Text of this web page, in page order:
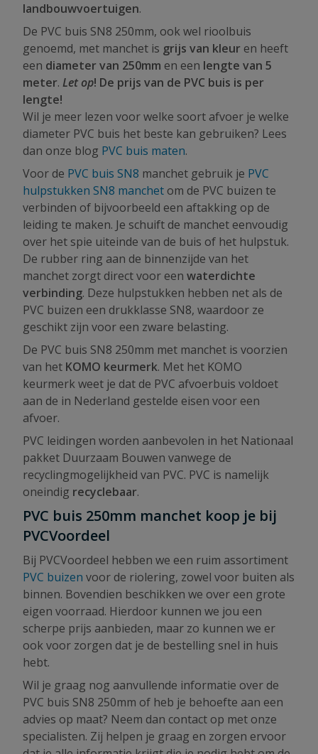
landbouwvoertuigen.
De PVC buis SN8 250mm, ook wel rioolbuis
genoemd, met manchet is grijs van kleur en heeft
een diameter van 250mm en een lengte van 5
meter. Let op! De prijs van de PVC buis is per
lengte!
Wil je meer lezen voor welke soort afvoer je welke
diameter PVC buis het beste kan gebruiken? Lees
dan onze blog PVC buis maten.
Voor de PVC buis SN8 manchet gebruik je PVC
hulpstukken SN8 manchet om de PVC buizen te
verbinden of bijvoorbeeld een aftakking op de
leiding te maken. Je schuift de manchet eenvoudig
over het spie uiteinde van de buis of het hulpstuk.
De rubber ring aan de binnenzijde van het
manchet zorgt direct voor een waterdichte
verbinding. Deze hulpstukken hebben net als de
PVC buizen een drukklasse SN8, waardoor ze
geschikt zijn voor een zware belasting.
De PVC buis SN8 250mm met manchet is voorzien
van het KOMO keurmerk. Met het KOMO
keurmerk weet je dat de PVC afvoerbuis voldoet
aan de in Nederland gestelde eisen voor een
afvoer.
PVC leidingen worden aanbevolen in het Nationaal
pakket Duurzaam Bouwen vanwege de
recyclingmogelijkheid van PVC. PVC is namelijk
oneindig recyclebaar.
PVC buis 250mm manchet koop je bij
PVCVoordeel
Bij PVCVoordeel hebben we een ruim assortiment
PVC buizen voor de riolering, zowel voor buiten als
binnen. Bovendien beschikken we over een grote
eigen voorraad. Hierdoor kunnen we jou een
scherpe prijs aanbieden, maar zo kunnen we er
ook voor zorgen dat je de bestelling snel in huis
hebt.
Wil je graag nog aanvullende informatie over de
PVC buis SN8 250mm of heb je behoefte aan een
advies op maat? Neem dan contact op met onze
specialisten. Zij helpen je graag en zorgen ervoor